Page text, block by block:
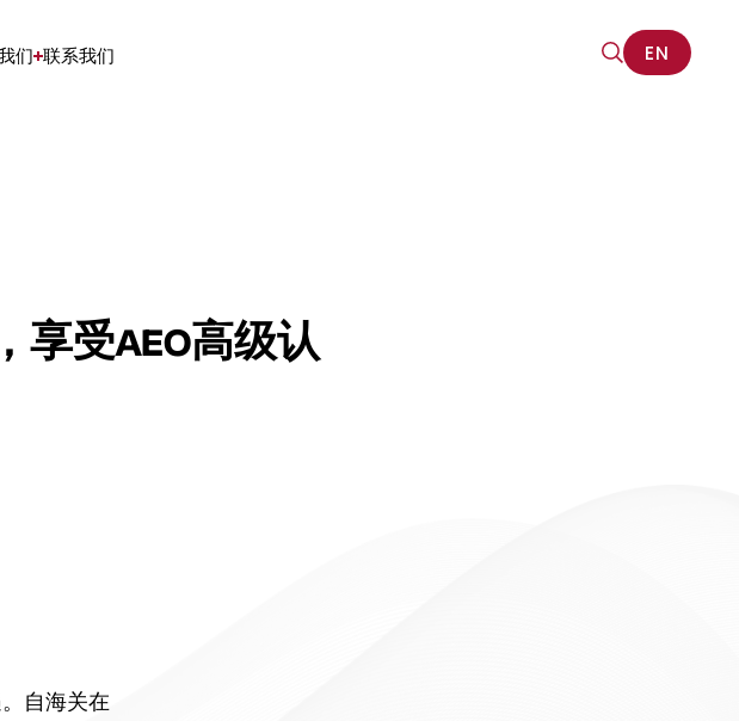
们 联系我们 EN
EN
享受AEO高级认
自海关在